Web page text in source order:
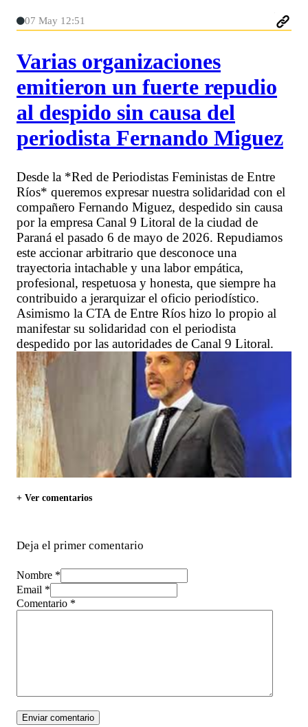
07 May 12:51
Varias organizaciones
emitieron un fuerte repudio
al despido sin causa del
periodista Fernando Miguez
Desde la *Red de Periodistas Feministas de Entre
Ríos* queremos expresar nuestra solidaridad con el
compañero Fernando Miguez, despedido sin causa
por la empresa Canal 9 Litoral de la ciudad de
Paraná el pasado 6 de mayo de 2026. Repudiamos
este accionar arbitrario que desconoce una
trayectoria intachable y una labor empática,
profesional, respetuosa y honesta, que siempre ha
contribuido a jerarquizar el oficio periodístico.
Asimismo la CTA de Entre Ríos hizo lo propio al
manifestar su solidaridad con el periodista
despedido por las autoridades de Canal 9 Litoral.
+ Ver comentarios
Deja el primer comentario
Nombre *
Email *
Comentario *